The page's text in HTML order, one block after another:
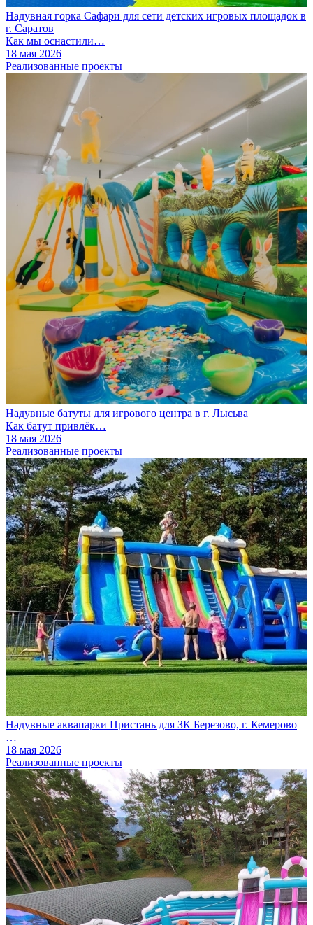
Надувная горка Сафари для сети детских игровых площадок в
г. Саратов
Как мы оснастили…
18 мая 2026
Реализованные проекты
Надувные батуты для игрового центра в г. Лысьва
Как батут привлёк…
18 мая 2026
Реализованные проекты
Надувные аквапарки Пристань для ЗК Березово, г. Кемерово
…
18 мая 2026
Реализованные проекты